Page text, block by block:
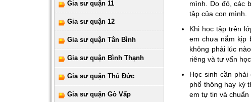
Gia sư quận 11
Gia sư quận 12
Gia sư quận Tân Bình
Gia sư quận Bình Thạnh
Gia sư quận Thủ Đức
Gia sư quận Gò Vấp
mình. Do đó, các
tập của con mình.
Khi học tập trên
em chưa nắm kịp
không phải lúc
riêng và tư vấn
Học sinh cần
phổ thông hay kỳ
em tự tin và chuẩn